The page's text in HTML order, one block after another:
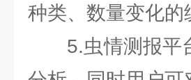
种类、数量变化
5.虫情测报平台